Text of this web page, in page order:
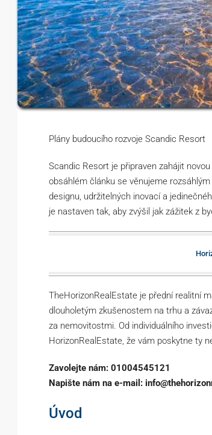
Plány budoucího rozvoje Scandic Resort
Scandic Resort je připraven zahájit
obsáhlém článku se věnujeme
designu, udržitelných inovací a
je nastaven tak, aby zvýšil jak zážitek z
TheHorizonRealEstate je přední realitní
dlouholetým zkušenostem na trhu a
za nemovitostmi. Od individuálního
HorizonRealEstate, že vám poskytne ty
Zavolejte nám: 01004545121
Napište nám na e-mail:
Úvod